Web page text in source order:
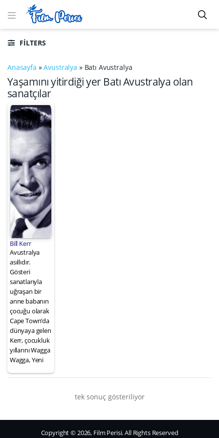
FILTERS
Anasayfa »Avustralya » Batı Avustralya
Yaşamını yitirdiği yer Batı Avustralya olan
sanatçılar
Bill Kerr
Avustralya
asıllıdır.
Gösteri
sanatlarıyla
uğraşan bir
anne babanın
çocuğu olarak
Cape Town’da
dünyaya gelen
Kerr, çocukluk
yıllarını Wagga
Wagga, Yeni
tek sonuç gösteriliyor
Copyright © 2026, Film Perisi. All Rights Reserved